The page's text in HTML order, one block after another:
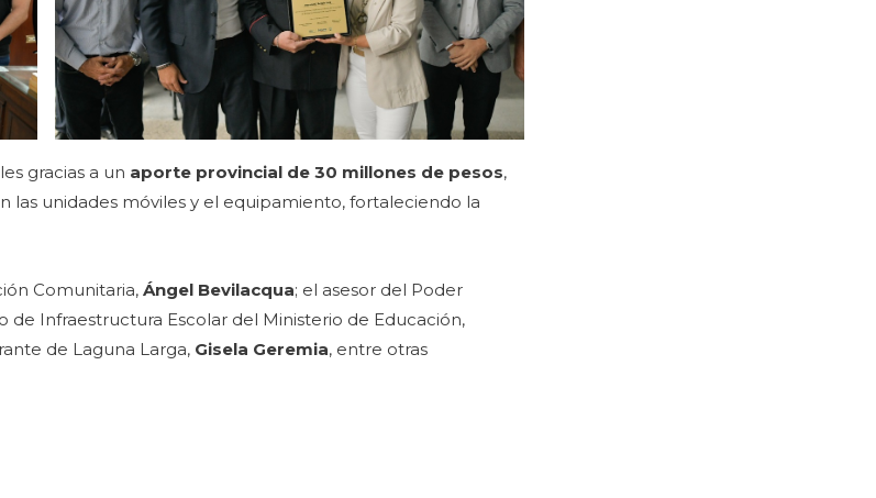
gracias a un aporte provincial de 30 millones de pesos,
las unidades móviles y el equipamiento, fortaleciendo la
Comunitaria,Ángel Bevilacqua; el asesor del Poder
de Infraestructura Escolar del Ministerio de Educación,
de Laguna Larga, Gisela Geremia, entre otras